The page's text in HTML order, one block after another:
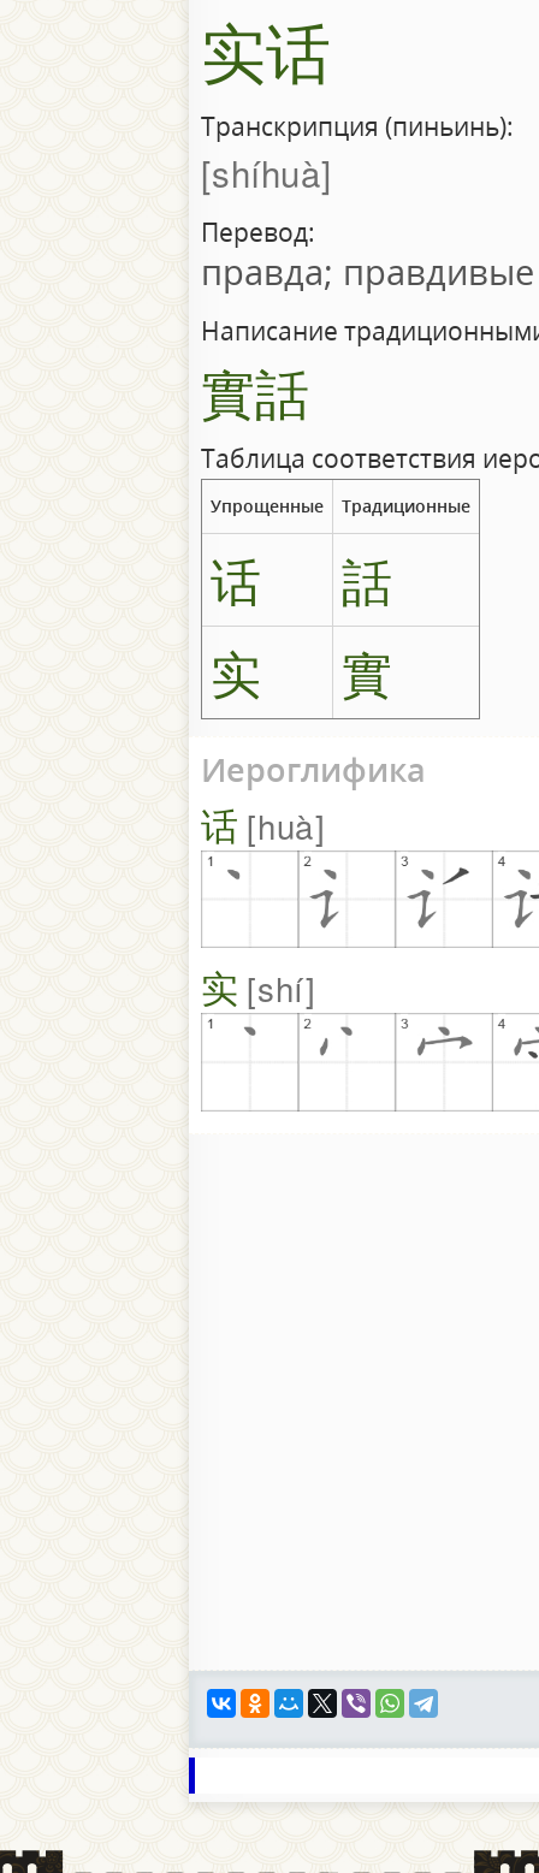
实话
Транскрипция (пиньинь):
shíhuà
Перевод:
правда;
Написание
實話
Таблица соответствия
Упрощенные Традиционные
话
話
实
實
Иероглифика
话 huà
实 shí